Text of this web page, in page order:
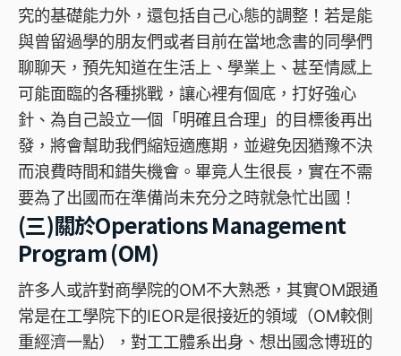
究的基礎能力外，還包括自己心態的調整！若是能
與曾留過學的朋友們或者目前在當地念書的同學們
聊聊天，預先知道在生活上、學業上、甚至情感上
可能面臨的各種挑戰，讓心裡有個底，打好強心
針、為自己設立一個「明確且合理」的目標後再出
發，將會幫助我們縮短適應期，並避免因猶豫不決
而浪費時間和錯失機會。畢竟人生很長，實在不需
要為了出國而在準備尚未充分之時就急忙出國！
(三)關於Operations Management
Program (OM)
許多人或許對商學院的OM不大熟悉，其實OM跟通
常是在工學院下的IEOR是很接近的領域（OM較側
重經濟一點），對工工體系出身、想出國念博班的